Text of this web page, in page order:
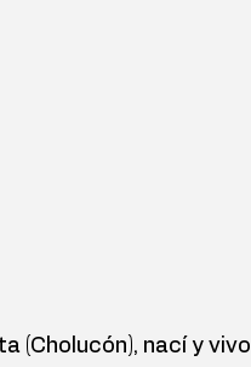
(Cholucón), nací y vivo